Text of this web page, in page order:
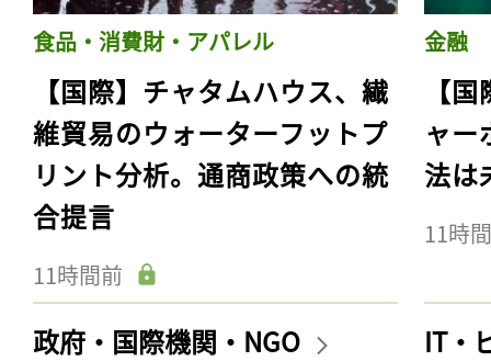
食品・消費財・アパレル
【国際】チャタムハウス、繊
維貿易のウォーターフットプ
リント分析。通商政策への統
合提言
11時間前
金融
【
ャー
法は
11時
政府・国際機関・NGO IT・